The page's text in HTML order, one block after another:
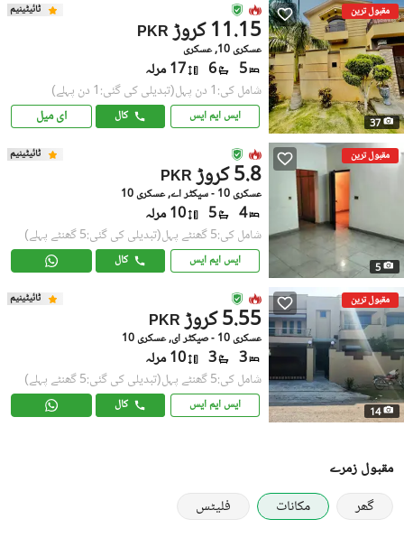
مقبول ترین
37
ٹائیٹینیم
PKR 11.15 کروڑ
عسکری 10, عسکری
5
6 17 مرلہ
شامل کی:1 دن پہل (تبدیلی کی گئی:1 دن پہلے)
ایس ایم ایس کال ای میل
مقبول ترین
5
ٹائیٹینیم
PKR 5.8 کروڑ
عسکری 10 - سیکٹر اے, عسکری 10
4
5 10 مرلہ
شامل کی:5 گھنٹے پہل (تبدیلی کی گئی:5 گھنٹے پہلے)
ایس ایم ایس کال
مقبول ترین
14
ٹائیٹینیم
PKR 5.55 کروڑ
عسکری 10 - صیکٹر ای, عسکری 10
3
3 10 مرلہ
شامل کی:5 گھنٹے پہل (تبدیلی کی گئی:5 گھنٹے پہلے)
ایس ایم ایس کال
مقبول زمرے
گھر
مکانات فلیٹس